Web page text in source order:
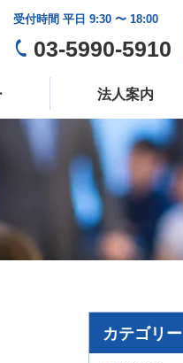
受付時間 平日 9:30 〜 18:00
03-5990-5910
法人案内
カテゴリー